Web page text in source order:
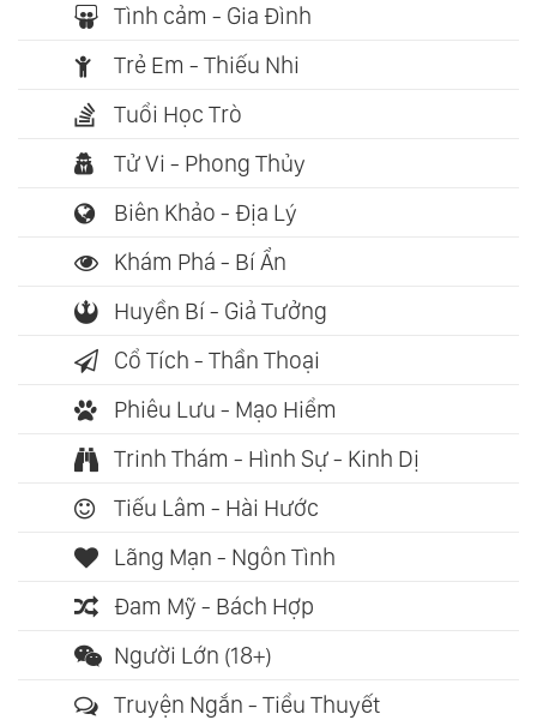
Tình cảm - Gia Đình
Trẻ Em - Thiếu Nhi
Tuổi Học Trò
Tử Vi - Phong Thủy
Biên Khảo - Địa Lý
Khám Phá - Bí Ẩn
Huyền Bí - Giả Tưởng
Cổ Tích - Thần Thoại
Phiêu Lưu - Mạo Hiểm
Trinh Thám - Hình Sự - Kinh Dị
Tiếu Lâm - Hài Hước
Lãng Mạn - Ngôn Tình
Đam Mỹ - Bách Hợp
Người Lớn (18+)
Truyện Ngắn - Tiểu Thuyết